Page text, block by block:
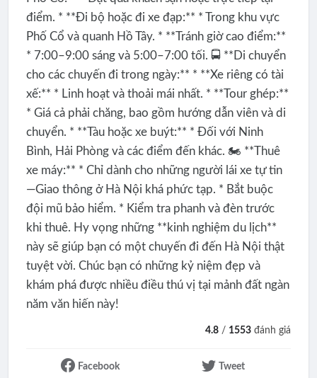
điểm. * **Đi bộ hoặc đi xe đạp:** * Trong khu vực
Phố Cổ và quanh Hồ Tây. * **Tránh giờ cao điểm:**
* 7:00–9:00 sáng và 5:00–7:00 tối. 🚍 **Di chuyển
cho các chuyến đi trong ngày:** * **Xe riêng có tài
xế:** * Linh hoạt và thoải mái nhất. * **Tour ghép:**
* Giá cả phải chăng, bao gồm hướng dẫn viên và di
chuyển. * **Tàu hoặc xe buýt:** * Đối với Ninh
Bình, Hải Phòng và các điểm đến khác. 🏍️ **Thuê
xe máy:** * Chỉ dành cho những người lái xe tự tin
—Giao thông ở Hà Nội khá phức tạp. * Bắt buộc
đội mũ bảo hiểm. * Kiểm tra phanh và đèn trước
khi thuê. Hy vọng những **kinh nghiệm du lịch**
này sẽ giúp bạn có một chuyến đi đến Hà Nội thật
tuyệt vời. Chúc bạn có những kỷ niệm đẹp và
khám phá được nhiều điều thú vị tại mảnh đất ngàn
năm văn hiến này!
4.8 / 1553 đánh giá
Facebook Tweet